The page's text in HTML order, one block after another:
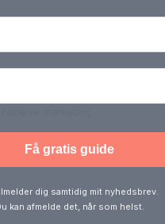
dig samtidig mit nyhedsbrev.
kan afmelde det, når som helst.